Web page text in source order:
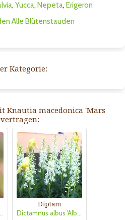
, Yucca, Nepeta, Erigeron
Alle Blütenstauden
Kategorie:
Knautia macedonica 'Mars
Butterflies'
Diptam
Dictamnus albus 'Albiflorus'